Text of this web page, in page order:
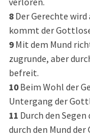
8 Der Gerechte
kommt der
9 Mit dem Mund
zugrunde, aber
befreit.
10 Beim Wohl der
Untergang der
11 Durch den
durch den Mund